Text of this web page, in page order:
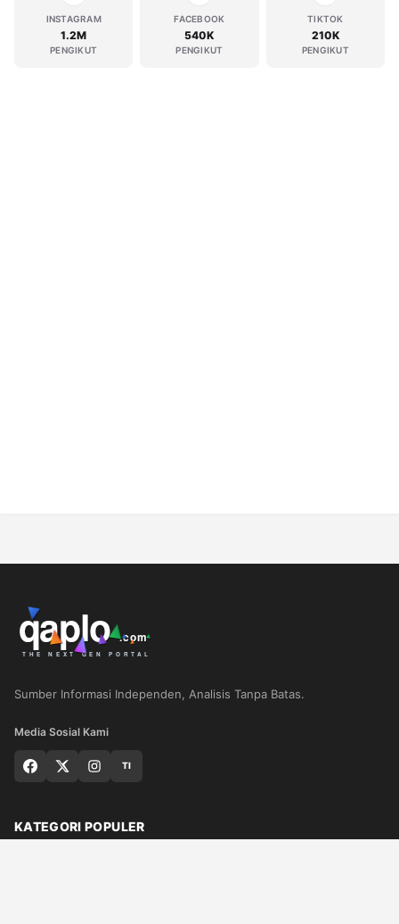
INSTAGRAM
1.2M
PENGIKUT
FACEBOOK
540K
PENGIKUT
TIKTOK
210K
PENGIKUT
Sumber Informasi Independen, Analisis Tanpa Batas.
Media Sosial Kami
TI
KATEGORI POPULER